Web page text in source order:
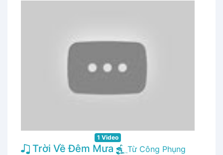
1 Video
Trời Về Đêm Mưa
Từ Công Phụng